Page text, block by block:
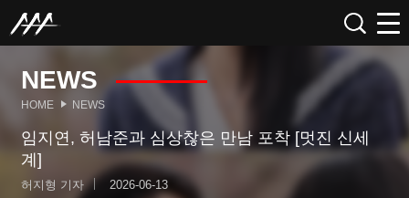
NEWS
HOME NEWS
임지연, 허남준과 심상찮은 만남 포착 [멋진 신세
계]
허지형 기자 2026-06-13